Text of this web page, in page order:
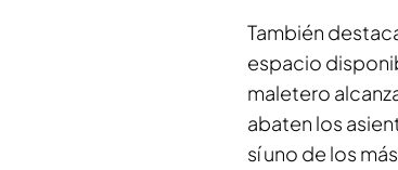
También
espacio
maletero
abaten los
sí uno de los